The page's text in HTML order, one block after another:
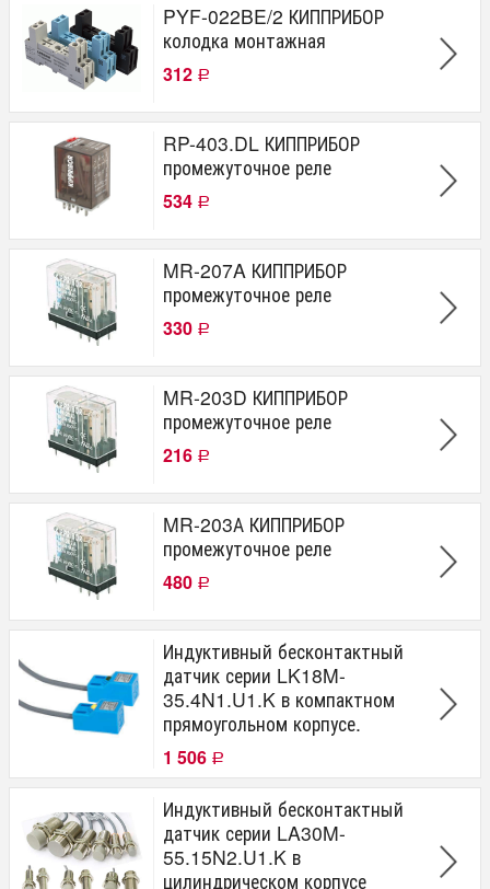
PYF-022BE/2 КИППРИБОР
колодка монтажная
312 Р
RP-403.DL КИППРИБОР
промежуточное реле
534 Р
MR-207A КИППРИБОР
промежуточное реле
330 Р
MR-203D КИППРИБОР
промежуточное реле
216 Р
MR-203А КИППРИБОР
промежуточное реле
480 Р
Индуктивный бесконтактный
датчик серии LK18M-
35.4N1.U1.K в компактном
прямоугольном корпусе.
1 506 Р
Индуктивный бесконтактный
датчик серии LA30M-
55.15N2.U1.K в
цилиндрическом корпусе